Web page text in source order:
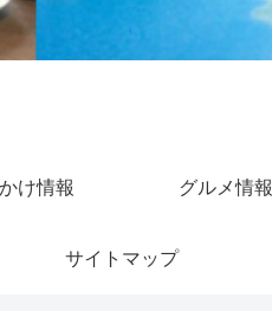
け情報 グルメ情報
サイトマップ